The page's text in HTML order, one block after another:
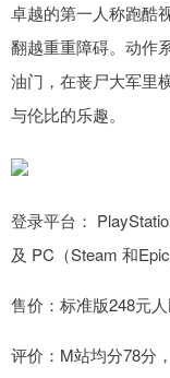
卓越的第一人称跑酷
翻越重重障碍。动作
油门，在丧尸大军里
与伦比的乐趣。
登录平台：
及 PC（Steam 和Epic
售价：标准版248元
评价：M站均分78分